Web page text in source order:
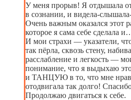
У меня прорыв! Я отдышала
в сознании, и видела-
Очень важным оказался этот
которое я сама себе сделала
И мои страхи — указатели,
так пёрла, сквозь стену,
расслабление и легкость —
понимание, что я выдыхаю
и ТАНЦУЮ в то, что мне
отодвигала так долго!
Продолжаю двигаться к себе.